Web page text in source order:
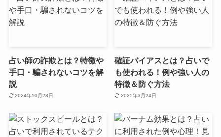
占い師の詐欺とは？特徴や
手口・騙されないコツを解
説
2024年10月28日
確証バイアスとは？占いで
も使われる！例や強い人の
特徴＆防ぐ方法
2025年3月24日